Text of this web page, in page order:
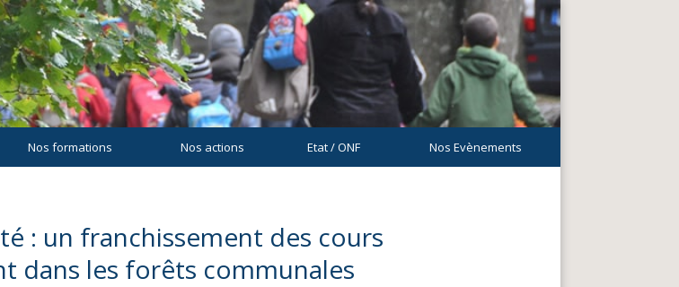
Nos formations Nos actions Etat / ONF Nos Evènements
: un franchissement des cours
dans les forêts communales